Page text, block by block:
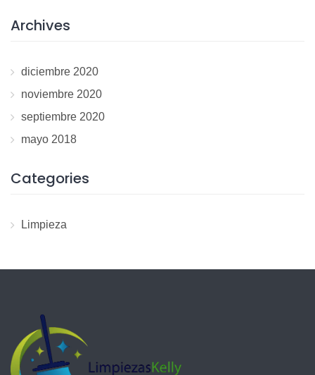
Archives
diciembre 2020
noviembre 2020
septiembre 2020
mayo 2018
Categories
Limpieza